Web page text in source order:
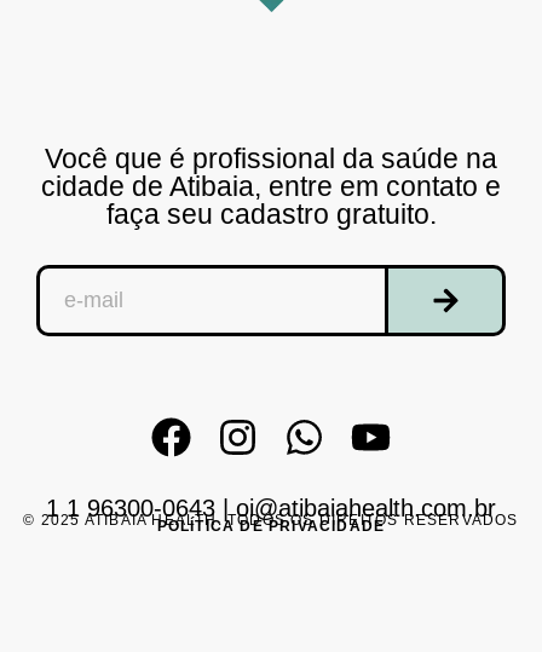
Você que é profissional da saúde na
cidade de Atibaia, entre em contato e
faça seu cadastro gratuito.
1 1 96300-0643 |oi@atibaiahealth.com.br
© 2025 ATIBAIA HEALTH. TODOS OS DIREITOS RESERVADOS
POLÍTICA DE PRIVACIDADE